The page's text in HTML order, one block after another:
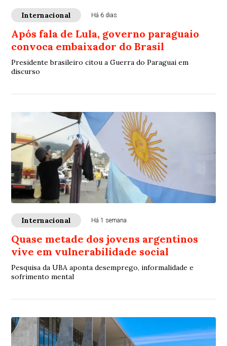
Internacional Há 6 dias
Após fala de Lula, governo paraguaio
convoca embaixador do Brasil
Presidente brasileiro citou a Guerra do Paraguai em
discurso
Internacional Há 1 semana
Quase metade dos jovens argentinos
vive em vulnerabilidade social
Pesquisa da UBA aponta desemprego, informalidade e
sofrimento mental